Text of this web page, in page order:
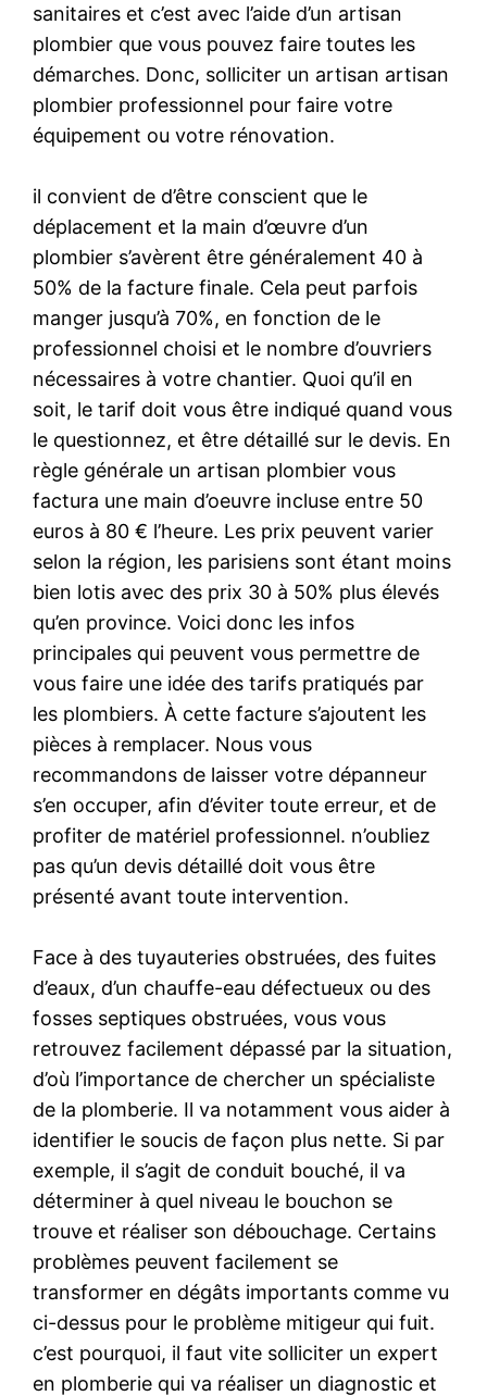
sanitaires et c’est avec l’aide d’un artisan
plombier que vous pouvez faire toutes les
démarches. Donc, solliciter un artisan artisan
plombier professionnel pour faire votre
équipement ou votre rénovation.
il convient de d’être conscient que le
déplacement et la main d’œuvre d’un
plombier s’avèrent être généralement 40 à
50% de la facture finale. Cela peut parfois
manger jusqu’à 70%, en fonction de le
professionnel choisi et le nombre d’ouvriers
nécessaires à votre chantier. Quoi qu’il en
soit, le tarif doit vous être indiqué quand vous
le questionnez, et être détaillé sur le devis. En
règle générale un artisan plombier vous
factura une main d’oeuvre incluse entre 50
euros à 80 € l’heure. Les prix peuvent varier
selon la région, les parisiens sont étant moins
bien lotis avec des prix 30 à 50% plus élevés
qu’en province. Voici donc les infos
principales qui peuvent vous permettre de
vous faire une idée des tarifs pratiqués par
les plombiers. À cette facture s’ajoutent les
pièces à remplacer. Nous vous
recommandons de laisser votre dépanneur
s’en occuper, afin d’éviter toute erreur, et de
profiter de matériel professionnel. n’oubliez
pas qu’un devis détaillé doit vous être
présenté avant toute intervention.
Face à des tuyauteries obstruées, des fuites
d’eaux, d’un chauffe-eau défectueux ou des
fosses septiques obstruées, vous vous
retrouvez facilement dépassé par la situation,
d’où l’importance de chercher un spécialiste
de la plomberie. Il va notamment vous aider à
identifier le soucis de façon plus nette. Si par
exemple, il s’agit de conduit bouché, il va
déterminer à quel niveau le bouchon se
trouve et réaliser son débouchage. Certains
problèmes peuvent facilement se
transformer en dégâts importants comme vu
ci-dessus pour le problème mitigeur qui fuit.
c’est pourquoi, il faut vite solliciter un expert
en plomberie qui va réaliser un diagnostic et